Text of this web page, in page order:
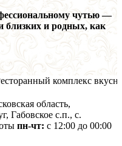
чутью —
близких и родных, как
комплекс вкусной
область,
Габовское с.п., с.
пн-чт: с 12:00 до 00:00